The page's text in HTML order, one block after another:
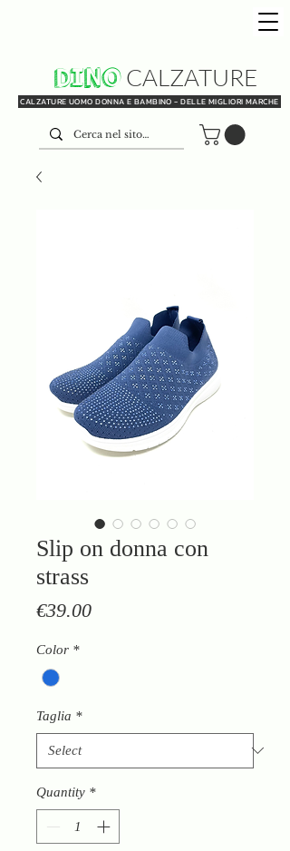
DINO
CALZATURE UOMO DONNA E BAMBINO - DELLE MIGLIORI MARCHE
CALZATURE
Slip on donna con
strass
€39.00Price
Color *
Taglia *
Quantity *